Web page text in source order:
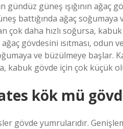
gündüz güneş ışığının
battığında ağaç soğumaya
çok daha hızlı soğursa,
ağaç gövdesini ısıtması,
ve büzülmeye başlar.
kabuk gövde için çok küçük
kök mü
gövde yumrularıdır.